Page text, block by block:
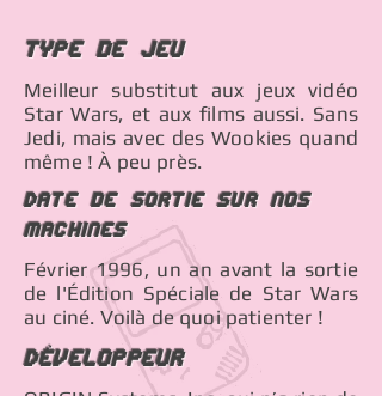
Type de jeu
Meilleur substitut aux jeux vidéo
Star Wars, et aux films aussi. Sans
Jedi, mais avec des Wookies quand
même ! À peu près.
Date de sortie sur nos
machines
Février 1996, un an avant la sortie
de l'Édition Spéciale de Star Wars
au ciné. Voilà de quoi patienter !
Développeur